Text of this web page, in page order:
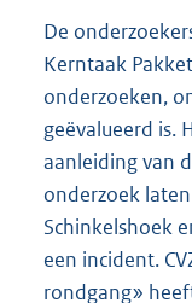
De
Kerntaak
onderzoeken,
geëvalueerd is.
aanleiding van
onderzoek
Schinkelshoek
een incident.
rondgang»